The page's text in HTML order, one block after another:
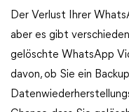
Der Verlust Ihrer
aber es gibt
gelöschte WhatsApp
davon, ob Sie ein